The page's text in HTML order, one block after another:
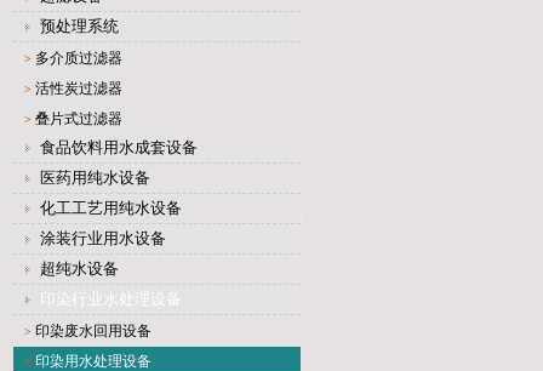
预处理系统
> 多介质过滤器
> 活性炭过滤器
> 叠片式过滤器
食品饮料用水成套设备
医药用纯水设备
化工工艺用纯水设备
涂装行业用水设备
超纯水设备
印染行业水处理设备
> 印染废水回用设备
> 印染用水处理设备